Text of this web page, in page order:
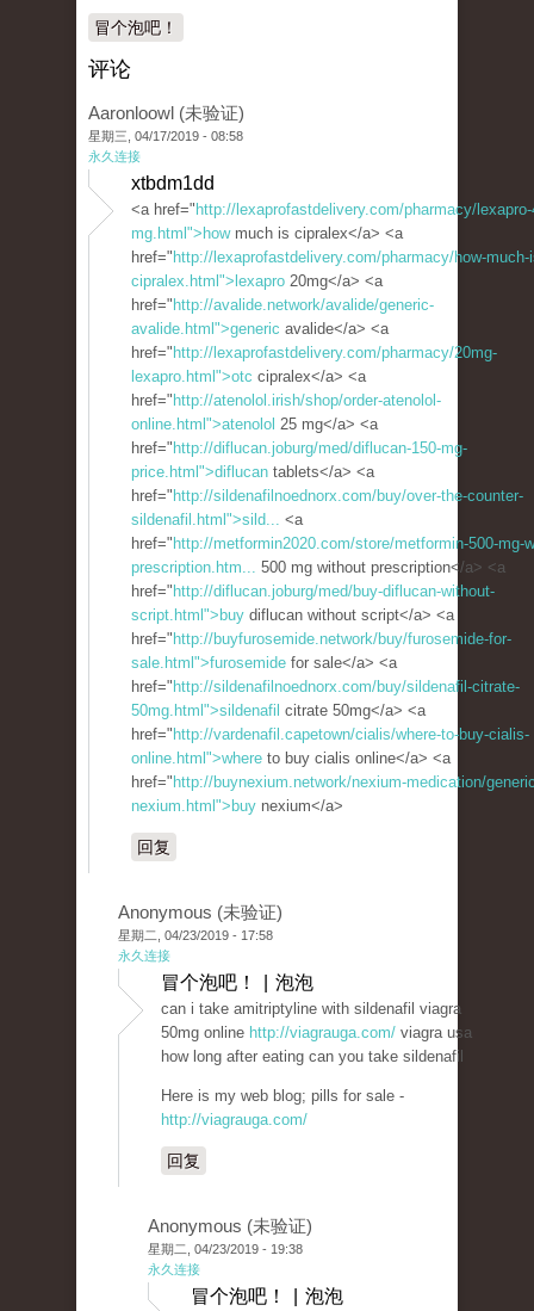
冒个泡吧！
评论
Aaronloowl (未验证)
星期三, 04/17/2019 - 08:58
永久连接
xtbdm1dd
<a href=" http://lexaprofastdelivery.com/pharmacy/lexapro-
mg.html">howmuch is cipralex</a> <a
href=" http://lexaprofastdelivery.com/pharmacy/how-much-
cipralex.html">lexapro 20mg</a> <a
href=" http://avalide.network/avalide/generic-
avalide.html">generic avalide</a> <a
href=" http://lexaprofastdelivery.com/pharmacy/20mg-
lexapro.html">otc cipralex</a> <a
href=" http://atenolol.irish/shop/order-atenolol-
online.html">atenolol 25 mg</a> <a
href=" http://diflucan.joburg/med/diflucan-150-mg-
price.html">diflucan tablets</a> <a
href=" http://sildenafilnoednorx.com/buy/over-the-counter-
sildenafil.html">sild... <a
href=" http://metformin2020.com/store/metformin-500-mg-
prescription.htm... 500 mg without prescription</a> <a
href=" http://diflucan.joburg/med/buy-diflucan-without-
script.html">buy diflucan without script</a> <a
href=" http://buyfurosemide.network/buy/furosemide-for-
sale.html">furosemide for sale</a> <a
href=" http://sildenafilnoednorx.com/buy/sildenafil-citrate-
50mg.html">sildenafil citrate 50mg</a> <a
href=" http://vardenafil.capetown/cialis/where-to-buy-cialis-
online.html">where to buy cialis online</a> <a
href=" http://buynexium.network/nexium-medication/
nexium.html">buy nexium</a>
回复
Anonymous (未验证)
星期二, 04/23/2019 - 17:58
永久连接
冒个泡吧！ | 泡泡
can i take amitriptyline with sildenafil viagra
50mg online http://viagrauga.com/ viagra usa
how long after eating can you take sildenafil
Here is my web blog; pills for sale -
http://viagrauga.com/
回复
Anonymous (未验证)
星期二, 04/23/2019 - 19:38
永久连接
冒个泡吧！ | 泡泡